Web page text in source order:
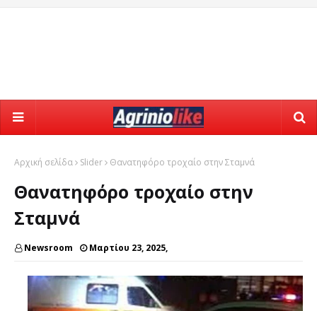
Αρχική σελίδα Slider Θανατηφόρο τροχαίο στην Σταμνά
Θανατηφόρο τροχαίο στην
Σταμνά
Newsroom Μαρτίου 23, 2025,